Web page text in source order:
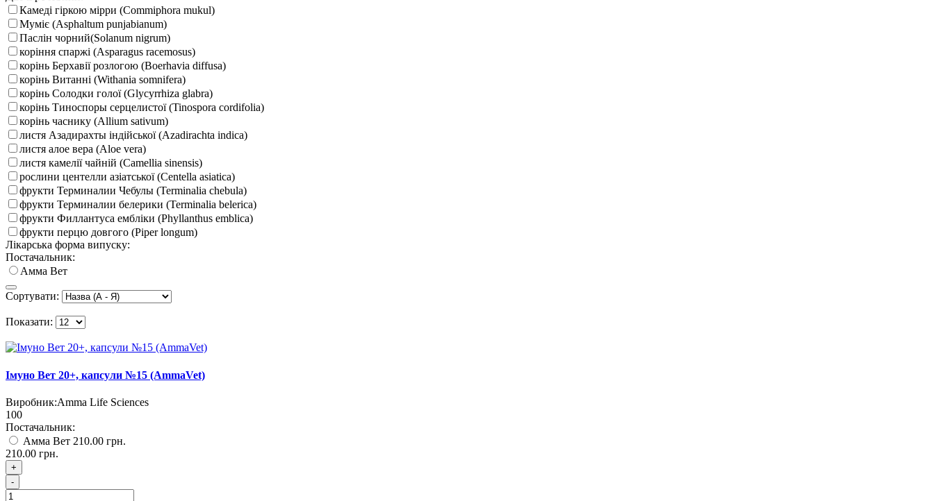
Камеді гіркою мірри (Commiphora mukul)
Муміє (Asphaltum punjabianum)
Паслін чорний(Solanum nigrum)
коріння спаржі (Asparagus racemosus)
корінь Берхавії розлогою (Boerhavia diffusa)
корінь Витанні (Withania somnifera)
корінь Солодки голої (Glycyrrhiza glabra)
корінь Тиноспоры серцелистої (Tinospora cordifolia)
корінь часнику (Allium sativum)
листя Азадирахты індійської (Azadirachta indica)
листя алое вера (Aloe vera)
листя камелії чайній (Camellia sinensis)
рослини центелли азіатської (Centella asiatica)
фрукти Терминалии Чебулы (Terminalia chebula)
фрукти Терминалии белерики (Terminalia belerica)
фрукти Филлантуса ембліки (Phyllanthus emblica)
фрукти перцю довгого (Piper longum)
Лікарська форма випуску:
Постачальник:
Амма Вет
Сортувати:
Показати:
Імуно Вет 20+, капсули №15 (AmmaVet)
Виробник:Amma Life Sciences
100
Постачальник:
Амма Вет 210.00 грн.
210.00 грн.
+
-